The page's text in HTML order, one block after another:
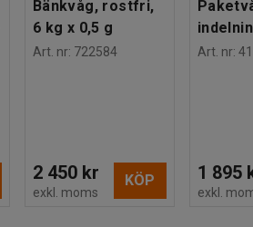
Bänkvåg, rostfri,
6 kg x 0,5 g
Art. nr: 722584
2 450 kr
exkl. moms
KÖP
Art. nr:
1 895
exkl.